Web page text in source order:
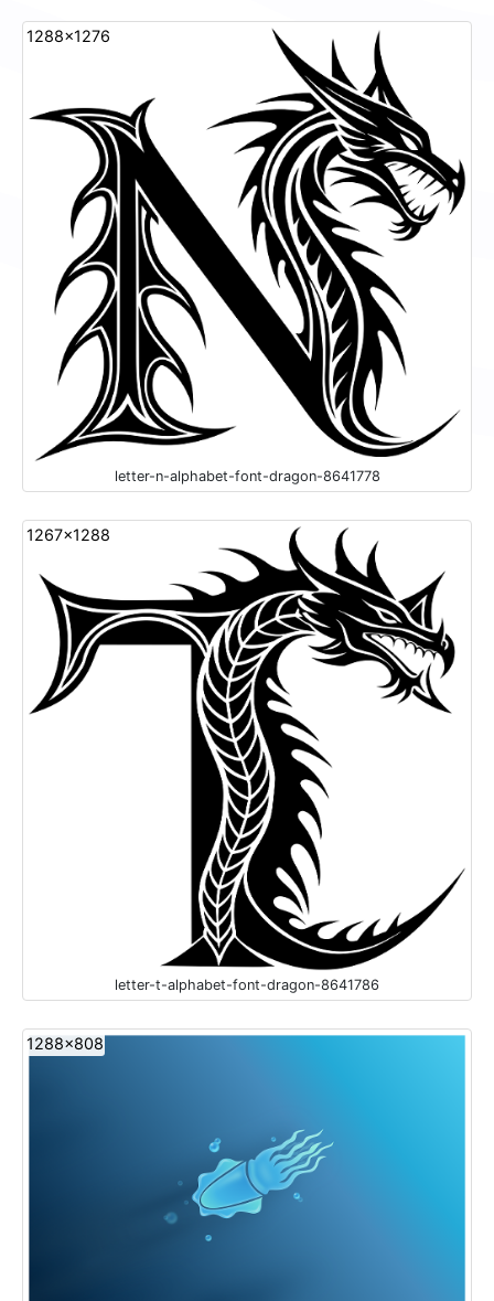
1288x1276
letter-n-alphabet-font-dragon-8641778
1267x1288
letter-t-alphabet-font-dragon-8641786
1288x808